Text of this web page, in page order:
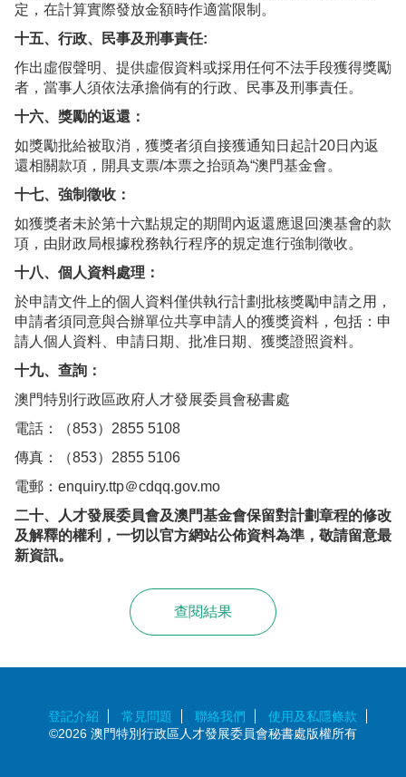
定，在計算實際發放金額時作適當限制。
十五、行政、民事及刑事責任:
作出虛假聲明、提供虛假資料或採用任何不法手段獲得獎勵
者，當事人須依法承擔倘有的行政、民事及刑事責任。
十六、獎勵的返還：
如獎勵批給被取消，獲獎者須自接獲通知日起計20日內返
還相關款項，開具支票/本票之抬頭為“澳門基金會。
十七、強制徵收：
如獲獎者未於第十六點規定的期間內返還應退回澳基會的款
項，由財政局根據稅務執行程序的規定進行強制徵收。
十八、個人資料處理：
於申請文件上的個人資料僅供執行計劃批核獎勵申請之用，
申請者須同意與合辦單位共享申請人的獲獎資料，包括：申
請人個人資料、申請日期、批准日期、獲獎證照資料。
十九、查詢：
澳門特別行政區政府人才發展委員會秘書處
電話：（853）2855 5108
傳真：（853）2855 5106
電郵：enquiry.ttp＠cdqq.gov.mo
二十、人才發展委員會及澳門基金會保留對計劃章程的修改
及解釋的權利，一切以官方網站公佈資料為準，敬請留意最
新資訊。
查閱結果
登記介紹 常見問題 聯絡我們
使用及私隱條款
©2026 澳門特別行政區人才發展委員會秘書處版權所有